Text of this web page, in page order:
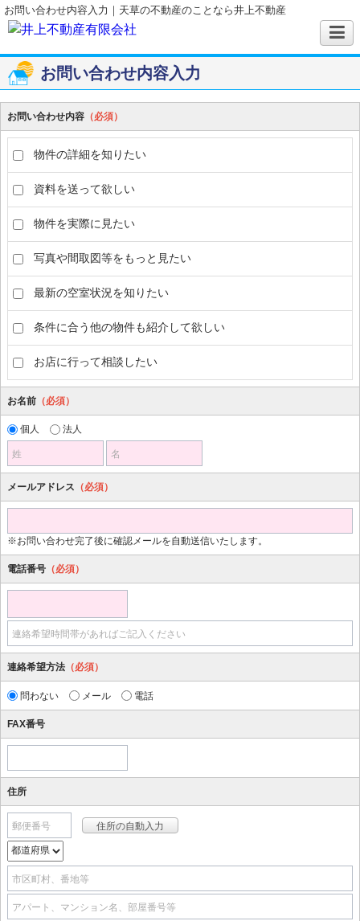
お問い合わせ内容入力｜天草の不動産のことなら井上不動産
お問い合わせ内容入力
お問い合わせ内容 （必須）
物件の詳細を知りたい
資料を送って欲しい
物件を実際に見たい
写真や間取図等をもっと見たい
最新の空室状況を知りたい
条件に合う他の物件も紹介して欲しい
お店に行って相談したい
お名前 （必須）
個人 法人
姓 名
メールアドレス （必須）
※お問い合わせ完了後に確認メールを自動送信いたします。
電話番号 （必須）
連絡希望時間帯があればご記入ください
連絡希望方法 （必須）
問わない メール 電話
FAX番号
住所
郵便番号
市区町村、番地等
アパート、マンション名、部屋番号等